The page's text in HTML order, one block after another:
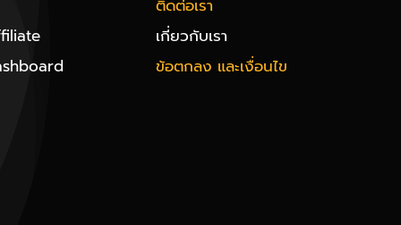
ติดต่อเรา
เกี่ยวกับเรา
ข้อตกลง และเงื่อนไข